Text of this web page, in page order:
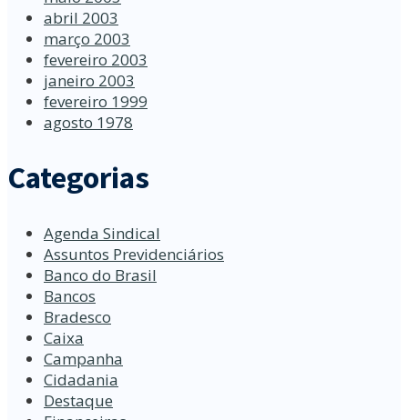
abril 2003
março 2003
fevereiro 2003
janeiro 2003
fevereiro 1999
agosto 1978
Categorias
Agenda Sindical
Assuntos Previdenciários
Banco do Brasil
Bancos
Bradesco
Caixa
Campanha
Cidadania
Destaque